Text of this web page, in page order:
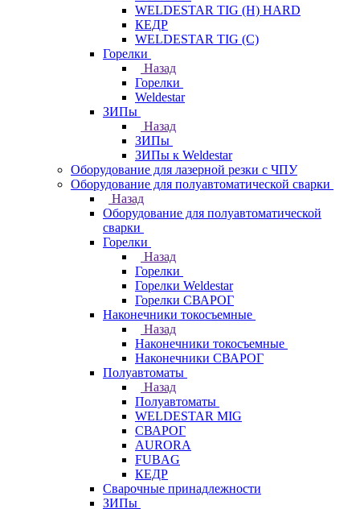
WELDESTAR TIG (H) HARD
КЕДР
WELDESTAR TIG (С)
Горелки
Назад
Горелки
Weldestar
ЗИПы
Назад
ЗИПы
ЗИПы к Weldestar
Оборудование для лазерной резки с ЧПУ
Оборудование для полуавтоматической сварки
Назад
Оборудование для полуавтоматической
сварки
Горелки
Назад
Горелки
Горелки Weldestar
Горелки СВАРОГ
Наконечники токосъемные
Назад
Наконечники токосъемные
Наконечники СВАРОГ
Полуавтоматы
Назад
Полуавтоматы
WELDESTAR MIG
СВАРОГ
AURORA
FUBAG
КЕДР
Сварочные принадлежности
ЗИПы